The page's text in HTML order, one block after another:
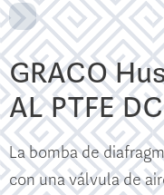
GRACO
AL PTFE
La bomba de
con una válvula de